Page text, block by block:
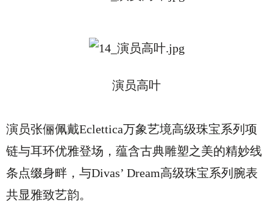
演员高叶
演员张俪佩戴Eclettica万象艺境高级珠宝系列项
链与耳环优雅登场，蕴含古典雕塑之美的精妙线
条点缀身畔，与Divas’ Dream高级珠宝系列腕表
共显雅致艺韵。